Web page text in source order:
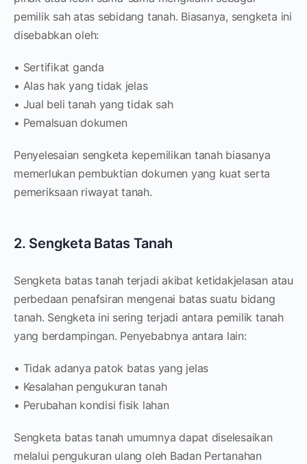
pemilik sah atas sebidang tanah. Biasanya, sengketa ini
disebabkan oleh:
• Sertifikat ganda
• Alas hak yang tidak jelas
• Jual beli tanah yang tidak sah
• Pemalsuan dokumen
Penyelesaian sengketa kepemilikan tanah biasanya
memerlukan pembuktian dokumen yang kuat serta
pemeriksaan riwayat tanah.
2. Sengketa Batas Tanah
Sengketa batas tanah terjadi akibat ketidakjelasan atau
perbedaan penafsiran mengenai batas suatu bidang
tanah. Sengketa ini sering terjadi antara pemilik tanah
yang berdampingan. Penyebabnya antara lain:
• Tidak adanya patok batas yang jelas
• Kesalahan pengukuran tanah
• Perubahan kondisi fisik lahan
Sengketa batas tanah umumnya dapat diselesaikan
melalui pengukuran ulang oleh Badan Pertanahan